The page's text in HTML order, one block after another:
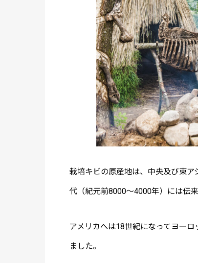
栽培キビの原産地は、中央及び東
代（紀元前8000～4000年）には伝
アメリカへは18世紀になってヨー
ました。